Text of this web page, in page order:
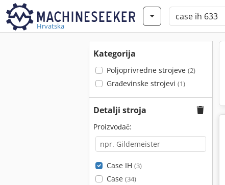
Hrvatska
Kategorija
Poljoprivredne strojeve (2)
Građevinske strojevi (1)
Detalji stroja
Proizvođač:
Case IH (3)
Case (34)